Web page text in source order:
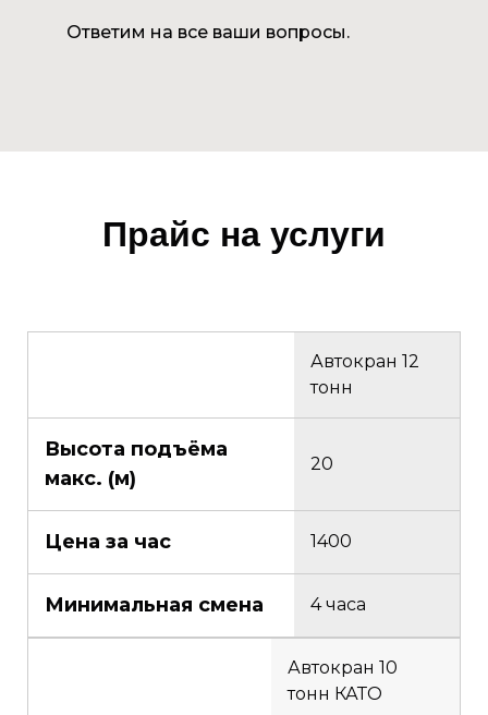
Ответим на все ваши вопросы.
Прайс на услуги
Автокран 12
тонн
Высота подъёма
макс. (м)
20
Цена за час 1400
Минимальная смена 4 часа
Автокран 10
тонн КАТО